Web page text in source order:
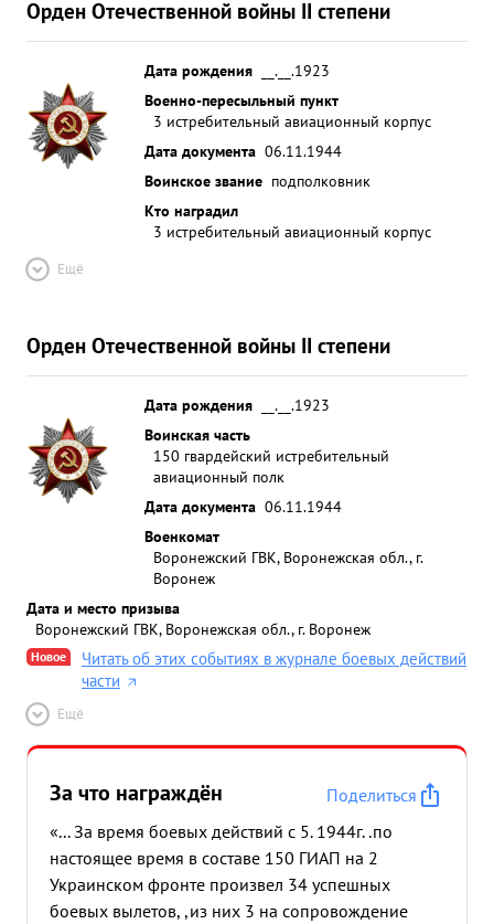
Орден Отечественной войны II степени
Дата рождения
__.__.1923
Военно-пересыльный пункт
3 истребительный авиационный корпус
Дата документа 06.11.1944
Воинское звание подполковник
Кто наградил
3 истребительный авиационный корпус
Ещё
Орден Отечественной войны II степени
Дата рождения
__.__.1923
Воинская часть
150 гвардейский истребительный
авиационный полк
Дата документа 06.11.1944
Военкомат
Воронежский ГВК, Воронежская обл., г.
Воронеж
Дата и место призыва
Воронежский ГВК, Воронежская обл., г. Воронеж
Новое
Читать об этих событиях в журнале боевых действий
части
Ещё
За что награждён
Поделиться
«... За время боевых действий с 5. 1944г. .по
настоящее время в составе 150 ГИАП на 2
Украинском фронте произвел 34 успешных
боевых вылетов, ,из них 3 на сопровождение